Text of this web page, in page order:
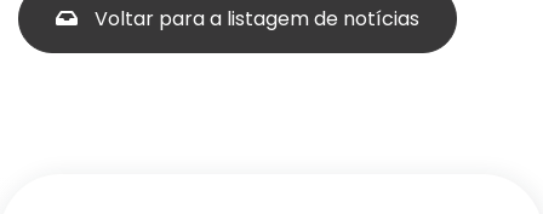
Voltar para a listagem de notícias